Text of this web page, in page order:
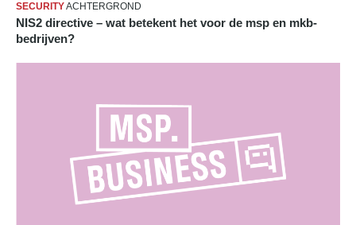
SECURITYACHTERGROND
NIS2 directive – wat betekent het voor de msp en mkb-
bedrijven?